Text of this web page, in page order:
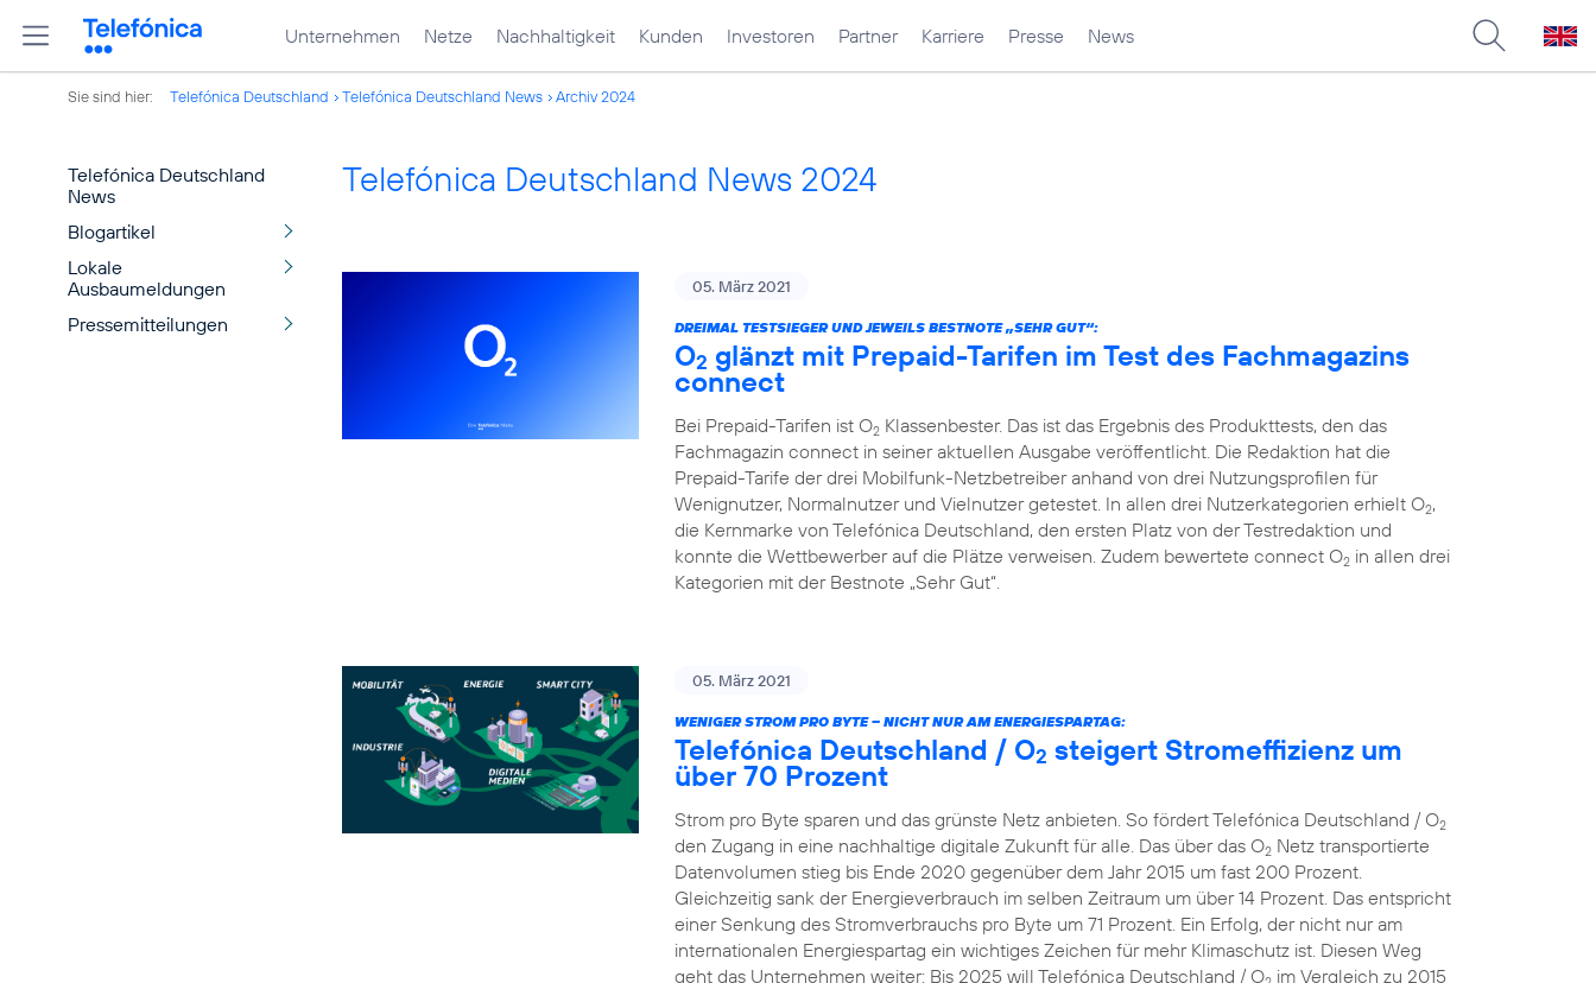
Unternehmen Netze Nachhaltigkeit Kunden Investoren Partner Karriere Presse News
Sie sind hier: Telefónica Deutschland Telefónica Deutschland News Archiv 2024
Telefónica Deutschland
News
Blogartikel
Lokale
Ausbaumeldungen
Pressemitteilungen
Telefónica Deutschland News 2024
05. März 2021
DREIMAL TESTSIEGER UND JEWEILS BESTNOTE „SEHR GUT“:
O2 glänzt mit Prepaid-Tarifen im Test des Fachmagazins
connect
Bei Prepaid-Tarifen ist O2 Klassenbester. Das ist das Ergebnis des Produkttests, den das
Fachmagazin connect in seiner aktuellen Ausgabe veröffentlicht. Die Redaktion hat die
Prepaid-Tarife der drei Mobilfunk-Netzbetreiber anhand von drei Nutzungsprofilen für
Wenignutzer, Normalnutzer und Vielnutzer getestet. In allen drei Nutzerkategorien erhielt O2,
die Kernmarke von Telefónica Deutschland, den ersten Platz von der Testredaktion und
konnte die Wettbewerber auf die Plätze verweisen. Zudem bewertete connect O2 in allen drei
Kategorien mit der Bestnote „Sehr Gut“.
05. März 2021
WENIGER STROM PRO BYTE – NICHT NUR AM ENERGIESPARTAG:
Telefónica Deutschland / O2 steigert Stromeffizienz um
über 70 Prozent
Strom pro Byte sparen und das grünste Netz anbieten. So fördert Telefónica Deutschland / O2
den Zugang in eine nachhaltige digitale Zukunft für alle. Das über das O2 Netz transportierte
Datenvolumen stieg bis Ende 2020 gegenüber dem Jahr 2015 um fast 200 Prozent.
Gleichzeitig sank der Energieverbrauch im selben Zeitraum um über 14 Prozent. Das entspricht
einer Senkung des Stromverbrauchs pro Byte um 71 Prozent. Ein Erfolg, der nicht nur am
internationalen Energiespartag ein wichtiges Zeichen für mehr Klimaschutz ist. Diesen Weg
geht das Unternehmen weiter: Bis 2025 will Telefónica Deutschland / O im Vergleich zu 2015